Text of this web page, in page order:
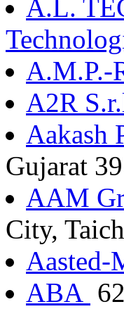
A.L.
A.M.P.-
A2R
Aakash
Gujarat
AAM
City,
Aasted-
ABA